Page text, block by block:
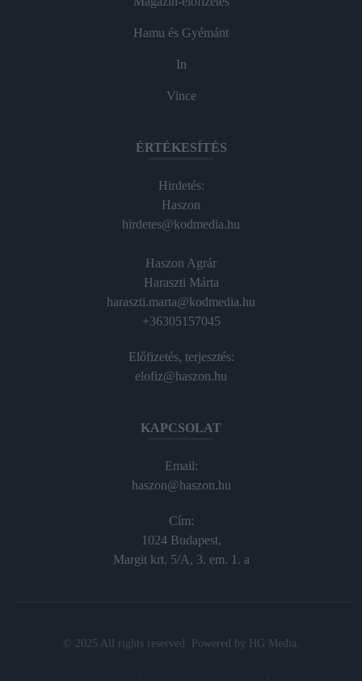
Hamu és Gyémánt
In
Vince
ÉRTÉKESÍTÉS
Hirdetés:
Haszon
hirdetes@kodmedia.hu
Haszon Agrár
Haraszti Márta
haraszti.marta@kodmedia.hu
+36305157045
Előfizetés, terjesztés:
elofiz@haszon.hu
KAPCSOLAT
Email:
haszon@haszon.hu
Cím:
1024 Budapest,
Margit krt. 5/A, 3. em. 1. a
© 2025 All rights reserved. Powered by HG Media